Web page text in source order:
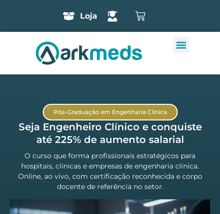
Loja
Pós-Graduação em Engenharia Clínica
Seja Engenheiro Clínico e conquiste
até 225% de aumento salarial
O curso que forma profissionais estratégicos para
hospitais, clínicas e empresas de engenharia clínica.
Online, ao vivo, com certificação reconhecida e corpo
docente de referência no setor.